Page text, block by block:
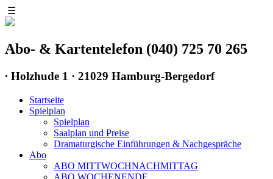
☰
Abo- & Kartentelefon (040) 725 70 265
∙ Holzhude 1 · 21029 Hamburg-Bergedorf
Startseite
Spielplan
Spielplan
Saalplan und Preise
Dramaturgische Einführungen & Nachgespräche
Abo
ABO MITTWOCHNACHMITTAG
ABO WOCHENENDE